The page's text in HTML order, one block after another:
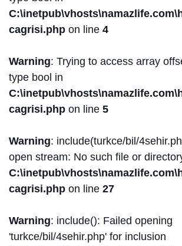
cagrisi.php on line 4
Warning: Trying to access array
type bool in
cagrisi.php on line 5
Warning: include(turkce/bil/
open stream: No such file or
cagrisi.php on line 27
Warning: include(): Failed opening
'turkce/bil/4sehir.php' for inclusion